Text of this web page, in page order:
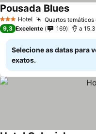
3 EstrelasHotel Quartos temáticos
Pousada Blues
9,3 Excelente 169 a
Selecione as datas para
exatos.